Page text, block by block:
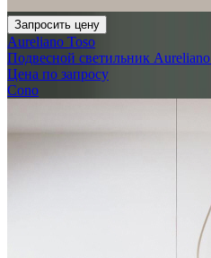
Запросить цену
Aureliano Toso
Подвесной светильник
Цена по запросу
Cono